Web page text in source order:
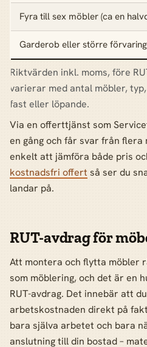
Riktvärden inkl. moms, före
varierar med antal möbler,
fast eller löpande.
Fyra till sex möbler (ca en
Garderob eller större förvaring
Via en offerttjänst som
en gång och får svar från
enkelt att jämföra både pris
kostnadsfri offert så ser du
landar på.
RUT-avdrag för
Att montera och flytta möbler
som möblering, och det är en
RUT-avdrag. Det innebär att
arbetskostnaden direkt på
bara själva arbetet och bara
anslutning till din bostad –